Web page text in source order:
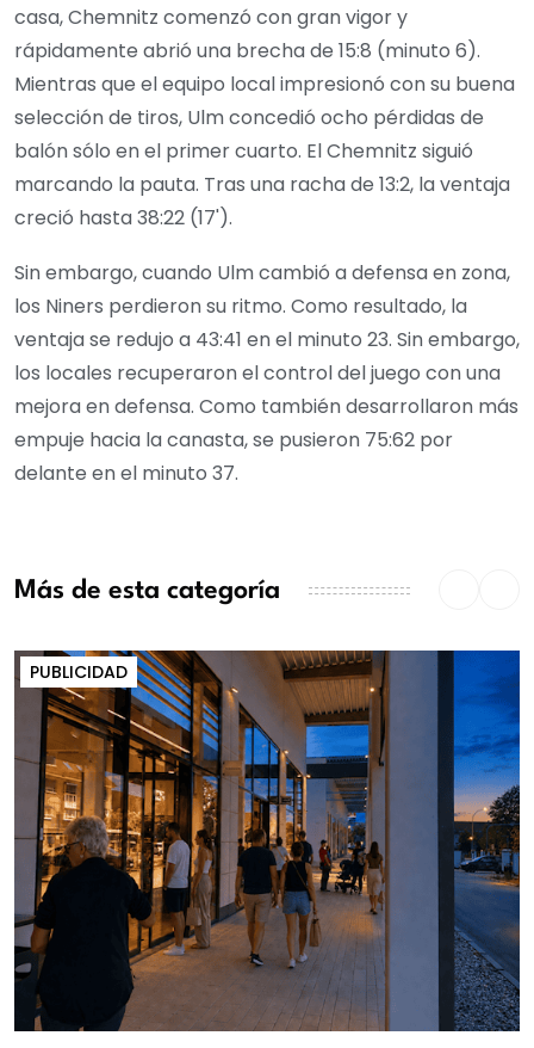
casa, Chemnitz comenzó con gran vigor y
rápidamente abrió una brecha de 15:8 (minuto 6).
Mientras que el equipo local impresionó con su buena
selección de tiros, Ulm concedió ocho pérdidas de
balón sólo en el primer cuarto. El Chemnitz siguió
marcando la pauta. Tras una racha de 13:2, la ventaja
creció hasta 38:22 (17').
Sin embargo, cuando Ulm cambió a defensa en zona,
los Niners perdieron su ritmo. Como resultado, la
ventaja se redujo a 43:41 en el minuto 23. Sin embargo,
los locales recuperaron el control del juego con una
mejora en defensa. Como también desarrollaron más
empuje hacia la canasta, se pusieron 75:62 por
delante en el minuto 37.
Más de esta categoría
PUBLICIDAD